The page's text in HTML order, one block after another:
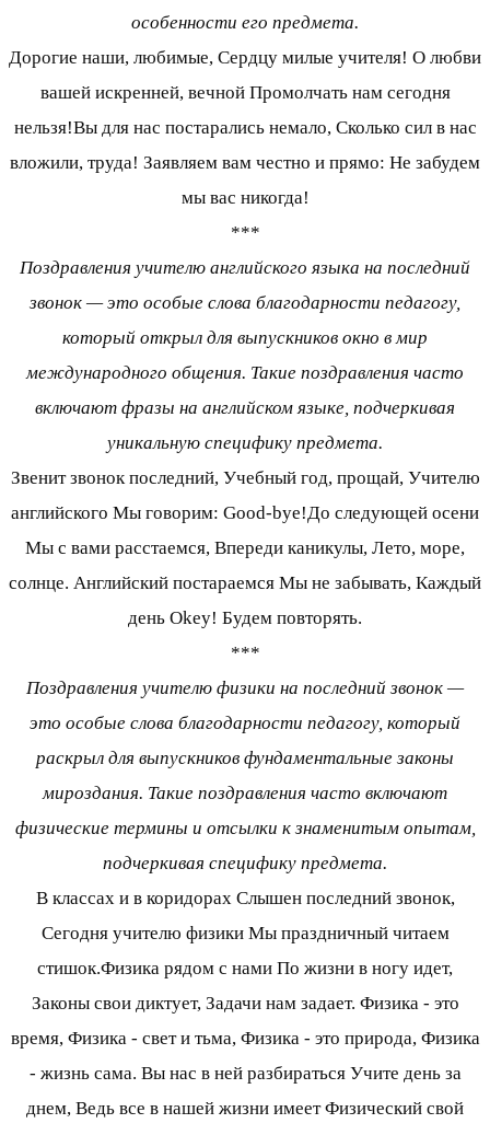
особенности его предмета.
Дорогие наши, любимые, Сердцу милые учителя! О любви
вашей искренней, вечной Промолчать нам сегодня
нельзя!Вы для нас постарались немало, Сколько сил в нас
вложили, труда! Заявляем вам честно и прямо: Не забудем
мы вас никогда!
***
Поздравления учителю английского языка на последний
звонок — это особые слова благодарности педагогу,
который открыл для выпускников окно в мир
международного общения. Такие поздравления часто
включают фразы на английском языке, подчеркивая
уникальную специфику предмета.
Звенит звонок последний, Учебный год, прощай, Учителю
английского Мы говорим: Good-bye!До следующей осени
Мы с вами расстаемся, Впереди каникулы, Лето, море,
солнце. Английский постараемся Мы не забывать, Каждый
день Okey! Будем повторять.
***
Поздравления учителю физики на последний звонок —
это особые слова благодарности педагогу, который
раскрыл для выпускников фундаментальные законы
мироздания. Такие поздравления часто включают
физические термины и отсылки к знаменитым опытам,
подчеркивая специфику предмета.
В классах и в коридорах Слышен последний звонок,
Сегодня учителю физики Мы праздничный читаем
стишок.Физика рядом с нами По жизни в ногу идет,
Законы свои диктует, Задачи нам задает. Физика - это
время, Физика - свет и тьма, Физика - это природа, Физика
- жизнь сама. Вы нас в ней разбираться Учите день за
днем, Ведь все в нашей жизни имеет Физический свой